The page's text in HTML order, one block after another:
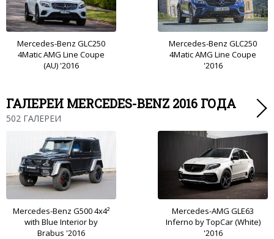
Mercedes-Benz GLC250
4Matic AMG Line Coupe
(AU) '2016
Mercedes-Benz GLC250
4Matic AMG Line Coupe
'2016
ГАЛЕРЕИ MERCEDES-BENZ 2016 ГОДА
502 ГАЛЕРЕИ
Mercedes-Benz G500 4x4²
with Blue Interior by
Brabus '2016
Mercedes-AMG GLE63
Inferno by TopCar (White)
'2016